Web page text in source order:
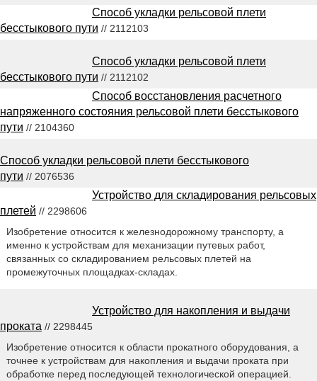
Способ укладки рельсовой плети
бесстыкового пути // 2112103
Способ укладки рельсовой плети
бесстыкового пути // 2112102
Способ восстановления расчетного
напряженного состояния рельсовой плети бесстыкового
пути // 2104360
Способ укладки рельсовой плети бесстыкового
пути // 2076536
Устройство для складирования рельсовых
плетей // 2298606
Изобретение относится к железнодорожному транспорту, а
именно к устройствам для механизации путевых работ,
связанных со складированием рельсовых плетей на
промежуточных площадках-складах.
Устройство для накопления и выдачи
проката // 2298445
Изобретение относится к области прокатного оборудования, а
точнее к устройствам для накопления и выдачи проката при
обработке перед последующей технологической операцией.